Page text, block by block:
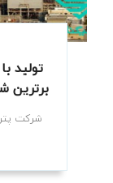
برترین
شرکت